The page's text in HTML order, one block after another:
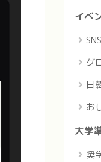
イベ
グ
日
お
大学
奨